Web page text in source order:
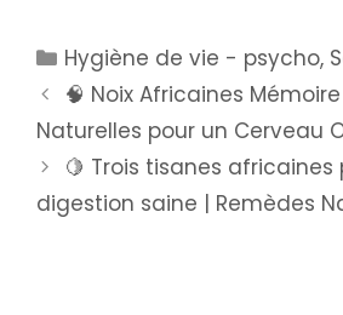
Hygiène de vie - psycho,
🧠 Noix Africaines
Naturelles pour un Cerveau
🍋 Trois tisanes africaines
digestion saine | Remèdes